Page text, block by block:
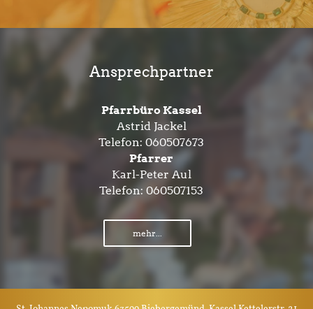
Ansprechpartner
Pfarrbüro Kassel
Astrid Jackel
Telefon: 060507673
Pfarrer
Karl-Peter Aul
Telefon: 060507153
mehr...